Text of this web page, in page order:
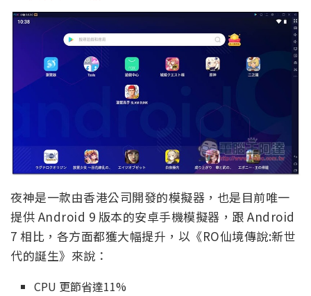
夜神是一款由香港公司開發的模擬器，也是目前唯一
提供 Android 9 版本的安卓手機模擬器，跟 Android
7 相比，各方面都獲大幅提升，以《RO仙境傳說:新世
代的誕生》來說：
CPU 更節省達11%